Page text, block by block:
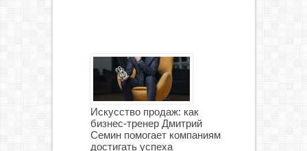
Искусство продаж: как
бизнес-тренер Дмитрий
Семин помогает компаниям
достигать успеха